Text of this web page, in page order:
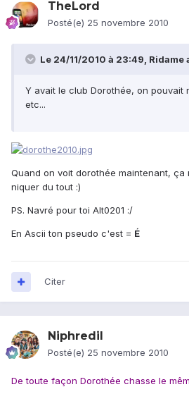
TheLord
Posté(e) 25 novembre 2010
Le 24/11/2010 à 23:49, Ridame
Y avait le club Dorothée, on pouvait
etc...
Quand on voit dorothée maintenant, ça
niquer du tout :)
PS. Navré pour toi Alt0201 :/
En Ascii ton pseudo c'est = É
Citer
Niphredil
Posté(e) 25 novembre 2010
De toute façon Dorothée chasse le